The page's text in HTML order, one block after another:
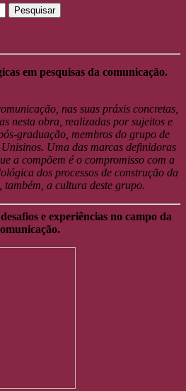
em pesquisas da comunicação.
nas suas práxis concretas,
nesta obra, realizadas por sujeitos e
graduação, membros do grupo de
Uma das marcas definidoras
a compõem é o compromisso com a
dos processos de construção da
também, a cultura deste grupo.
e experiências no campo da